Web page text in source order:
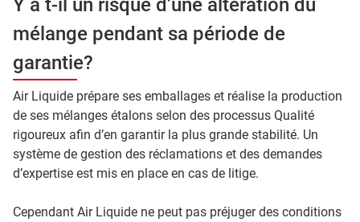
Y a t-il un risque d’une altération du
mélange pendant sa période de
garantie?
Air Liquide prépare ses emballages et réalise la production
de ses mélanges étalons selon des processus Qualité
rigoureux afin d’en garantir la plus grande stabilité. Un
système de gestion des réclamations et des demandes
d’expertise est mis en place en cas de litige.
Cependant Air Liquide ne peut pas préjuger des conditions